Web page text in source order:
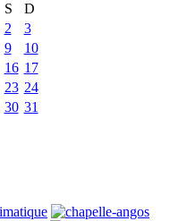
S
D
2
3
9
10
16 17
23 24
30 31